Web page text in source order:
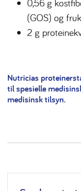
0,56 g
(GOS) og
2 g
Nutricias
til spesielle
medisinsk tilsyn.